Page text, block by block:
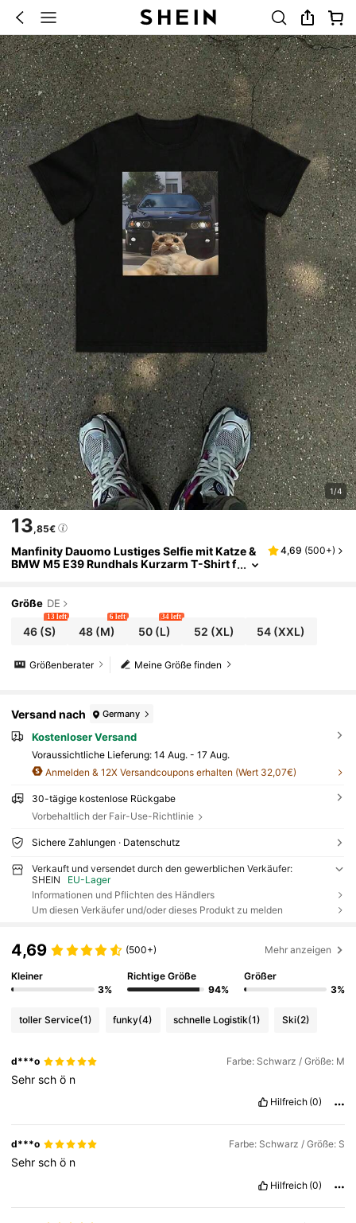
1/4
13,85€
Manfinity Dauomo Lustiges Selfie mit Katze &
BMW M5 E39 Rundhals Kurzarm T-Shirt f
4,69 (500+)
Größe DE
46(S)
13 left
48 (M)
6 left
50(L)
34 left
52 (XL) 54 (XXL)
Meine Größe finden
Größenberater
Versand nach Germany
Kostenloser Versand
Voraussichtliche Lieferung: 14 Aug. - 17 Aug.
Anmelden & 12X Versandcoupons erhalten (Wert 32,07€)
30-tägige kostenlose Rückgabe
Vorbehaltlich der Fair-Use-Richtlinie
Sichere Zahlungen · Datenschutz
Verkauft und versendet durch den gewerblichen Verkäufer:
SHEIN
EU-Lager
Informationen und Pflichten des Händlers
Um diesen Verkäufer und/oder dieses Produkt zu melden
4,69 (500+) Mehr anzeigen
Kleiner
3%
Richtige Größe
94%
Größer
3%
toller Service(1) funky(4) schnelle Logistik(1) Ski(2)
d***o Farbe: Schwarz / Größe: M
Sehrschö n
Hilfreich (0)
d***o Farbe: Schwarz / Größe: S
Sehrschö n
Hilfreich (0)